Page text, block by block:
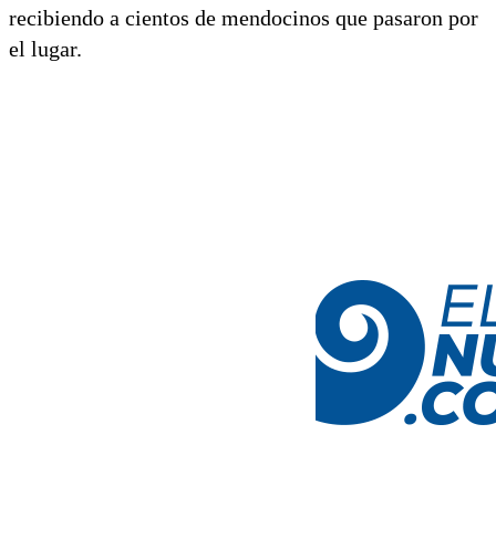
recibiendo a cientos de mendocinos que pasaron por
el lugar.